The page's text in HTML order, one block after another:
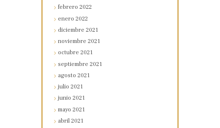
febrero2022
enero2022
diciembre2021
noviembre2021
octubre2021
septiembre2021
agosto2021
julio2021
junio2021
mayo2021
abril2021